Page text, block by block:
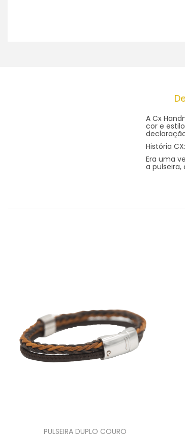
A Cx
cor e
História CX:
Era uma
a
PULSEIRA DUPLO COURO